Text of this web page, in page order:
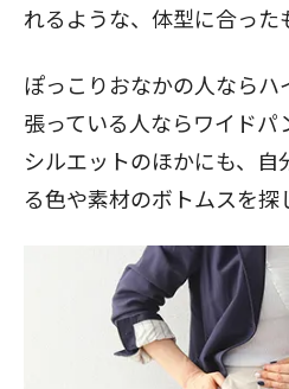
れるような、体型に合った
ぽっこりおなかの人なら
張っている人ならワイドパ
シルエットのほかにも、
る色や素材のボトムスを探